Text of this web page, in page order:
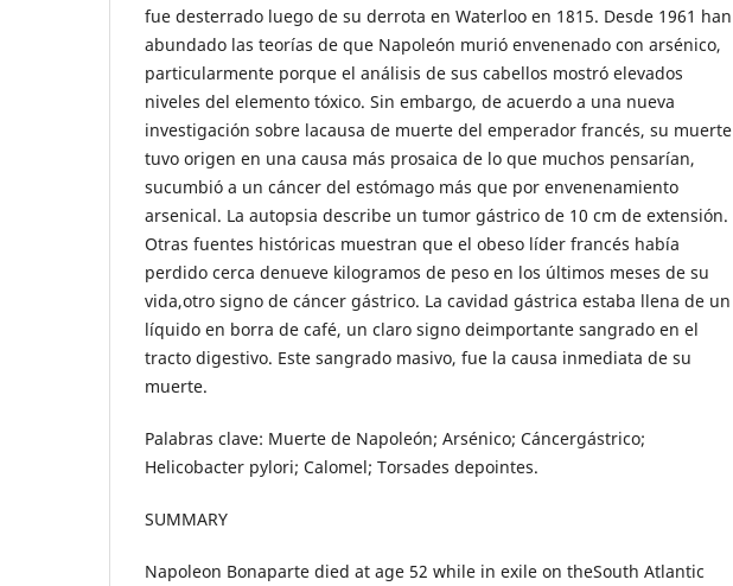
fue desterrado luego de su derrota en Waterloo en 1815. Desde 1961 han
abundado las teorías de que Napoleón murió envenenado con arsénico,
particularmente porque el análisis de sus cabellos mostró elevados
niveles del elemento tóxico. Sin embargo, de acuerdo a una nueva
investigación sobre lacausa de muerte del emperador francés, su muerte
tuvo origen en una causa más prosaica de lo que muchos pensarían,
sucumbió a un cáncer del estómago más que por envenenamiento
arsenical. La autopsia describe un tumor gástrico de 10 cm de extensión.
Otras fuentes históricas muestran que el obeso líder francés había
perdido cerca denueve kilogramos de peso en los últimos meses de su
vida,otro signo de cáncer gástrico. La cavidad gástrica estaba llena de un
líquido en borra de café, un claro signo deimportante sangrado en el
tracto digestivo. Este sangrado masivo, fue la causa inmediata de su
muerte.
Palabras clave: Muerte de Napoleón; Arsénico; Cáncergástrico;
Helicobacter pylori; Calomel; Torsades depointes.
SUMMARY
Napoleon Bonaparte died at age 52 while in exile on theSouth Atlantic